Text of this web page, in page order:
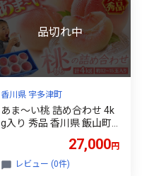
香川県 宇多津町
あま～い桃 詰め合わせ 4k
g入り 秀品 香川県 飯山町
もも 旬 フルーツ FAH-019
7
27,000円
レビュー (0件)